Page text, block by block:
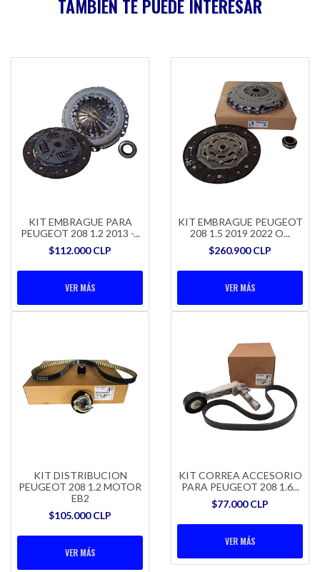
TAMBIÉN TE PUEDE INTERESAR
KIT EMBRAGUE PARA
PEUGEOT 208 1.2 2013 -...
$112.000 CLP
VER MÁS
KIT EMBRAGUE PEUGEOT
208 1.5 2019 2022 O...
$260.900 CLP
VER MÁS
KIT DISTRIBUCION
PEUGEOT 208 1.2 MOTOR
EB2
$105.000 CLP
VER MÁS
KIT CORREA ACCESORIO
PARA PEUGEOT 208 1.6...
$77.000 CLP
VER MÁS